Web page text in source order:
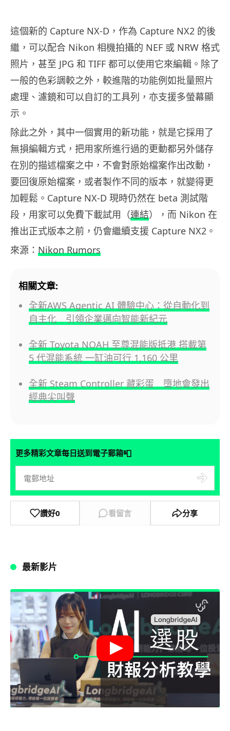
這個新的 Capture NX-D，作為 Capture NX2 的後
繼，可以配合 Nikon 相機拍攝的 NEF 或 NRW 格式
照片，甚至 JPG 和 TIFF 都可以使用它來編輯。除了
一般的色彩調較之外，較進階的功能例如批量照片
處理、濾鏡和可以自訂的工具列，亦支援多螢幕顯
示。
除此之外，其中一個實用的新功能，就是它採用了
無損編輯方式，把用家所進行過的更動都另外儲存
在別的描述檔案之中，不會對原始檔案作出改動，
要回復原始檔案，或者製作不同的版本，就變得更
加輕鬆。Capture NX-D 現時仍然在 beta 測試階
段，用家可以免費下載試用（連結），而 Nikon 在
推出正式版本之前，仍會繼續支援 Capture NX2。
來源： Nikon Rumors
相關文章:
全新AWS Agentic AI 體驗中心：從自動化到
自主化 引領企業邁向智能新紀元
全新 Toyota NOAH 至尊混能版抵港 搭載第
5 代混能系統 一缸油可行 1,160 公里
全新 Steam Controller 藏彩蛋 墮地會發出
經典尖叫聲
更多精彩文章每日送到電子郵箱📮
讚好0 看留言 分享
最新影片